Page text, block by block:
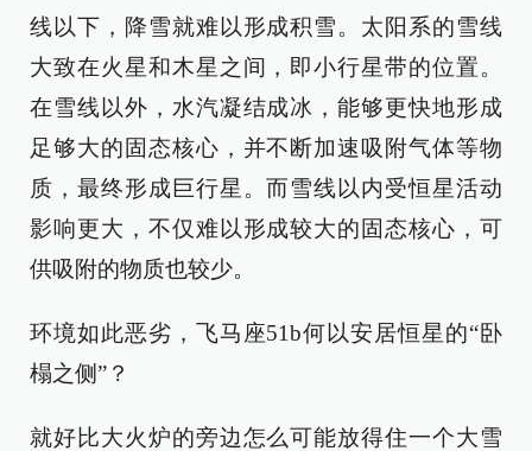
线以下，降雪就难以形成积雪。太阳系的雪线
大致在火星和木星之间，即小行星带的位置。
在雪线以外，水汽凝结成冰，能够更快地形成
足够大的固态核心，并不断加速吸附气体等物
质，最终形成巨行星。而雪线以内受恒星活动
影响更大，不仅难以形成较大的固态核心，可
供吸附的物质也较少。
环境如此恶劣，飞马座51b何以安居恒星的“卧
榻之侧”？
就好比大火炉的旁边怎么可能放得住一个大雪